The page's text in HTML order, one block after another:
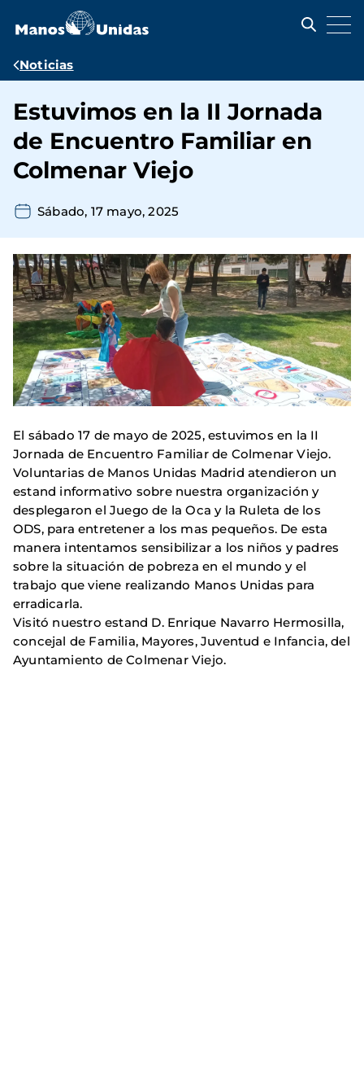
contenido
Ruta
navegación
Noticias
Estuvimos en la II Jornada
de Encuentro Familiar en
Colmenar Viejo
Sábado, 17 mayo, 2025
El sábado 17 de mayo de 2025, estuvimos en la II
Jornada de Encuentro Familiar de Colmenar Viejo.
Voluntarias de Manos Unidas Madrid atendieron un
estand informativo sobre nuestra organización y
desplegaron el Juego de la Oca y la Ruleta de los
ODS, para entretener a los mas pequeños. De esta
manera intentamos sensibilizar a los niños y padres
sobre la situación de pobreza en el mundo y el
trabajo que viene realizando Manos Unidas para
erradicarla.
Visitó nuestro estand D. Enrique Navarro Hermosilla,
concejal de Familia, Mayores, Juventud e Infancia, del
Ayuntamiento de Colmenar Viejo.